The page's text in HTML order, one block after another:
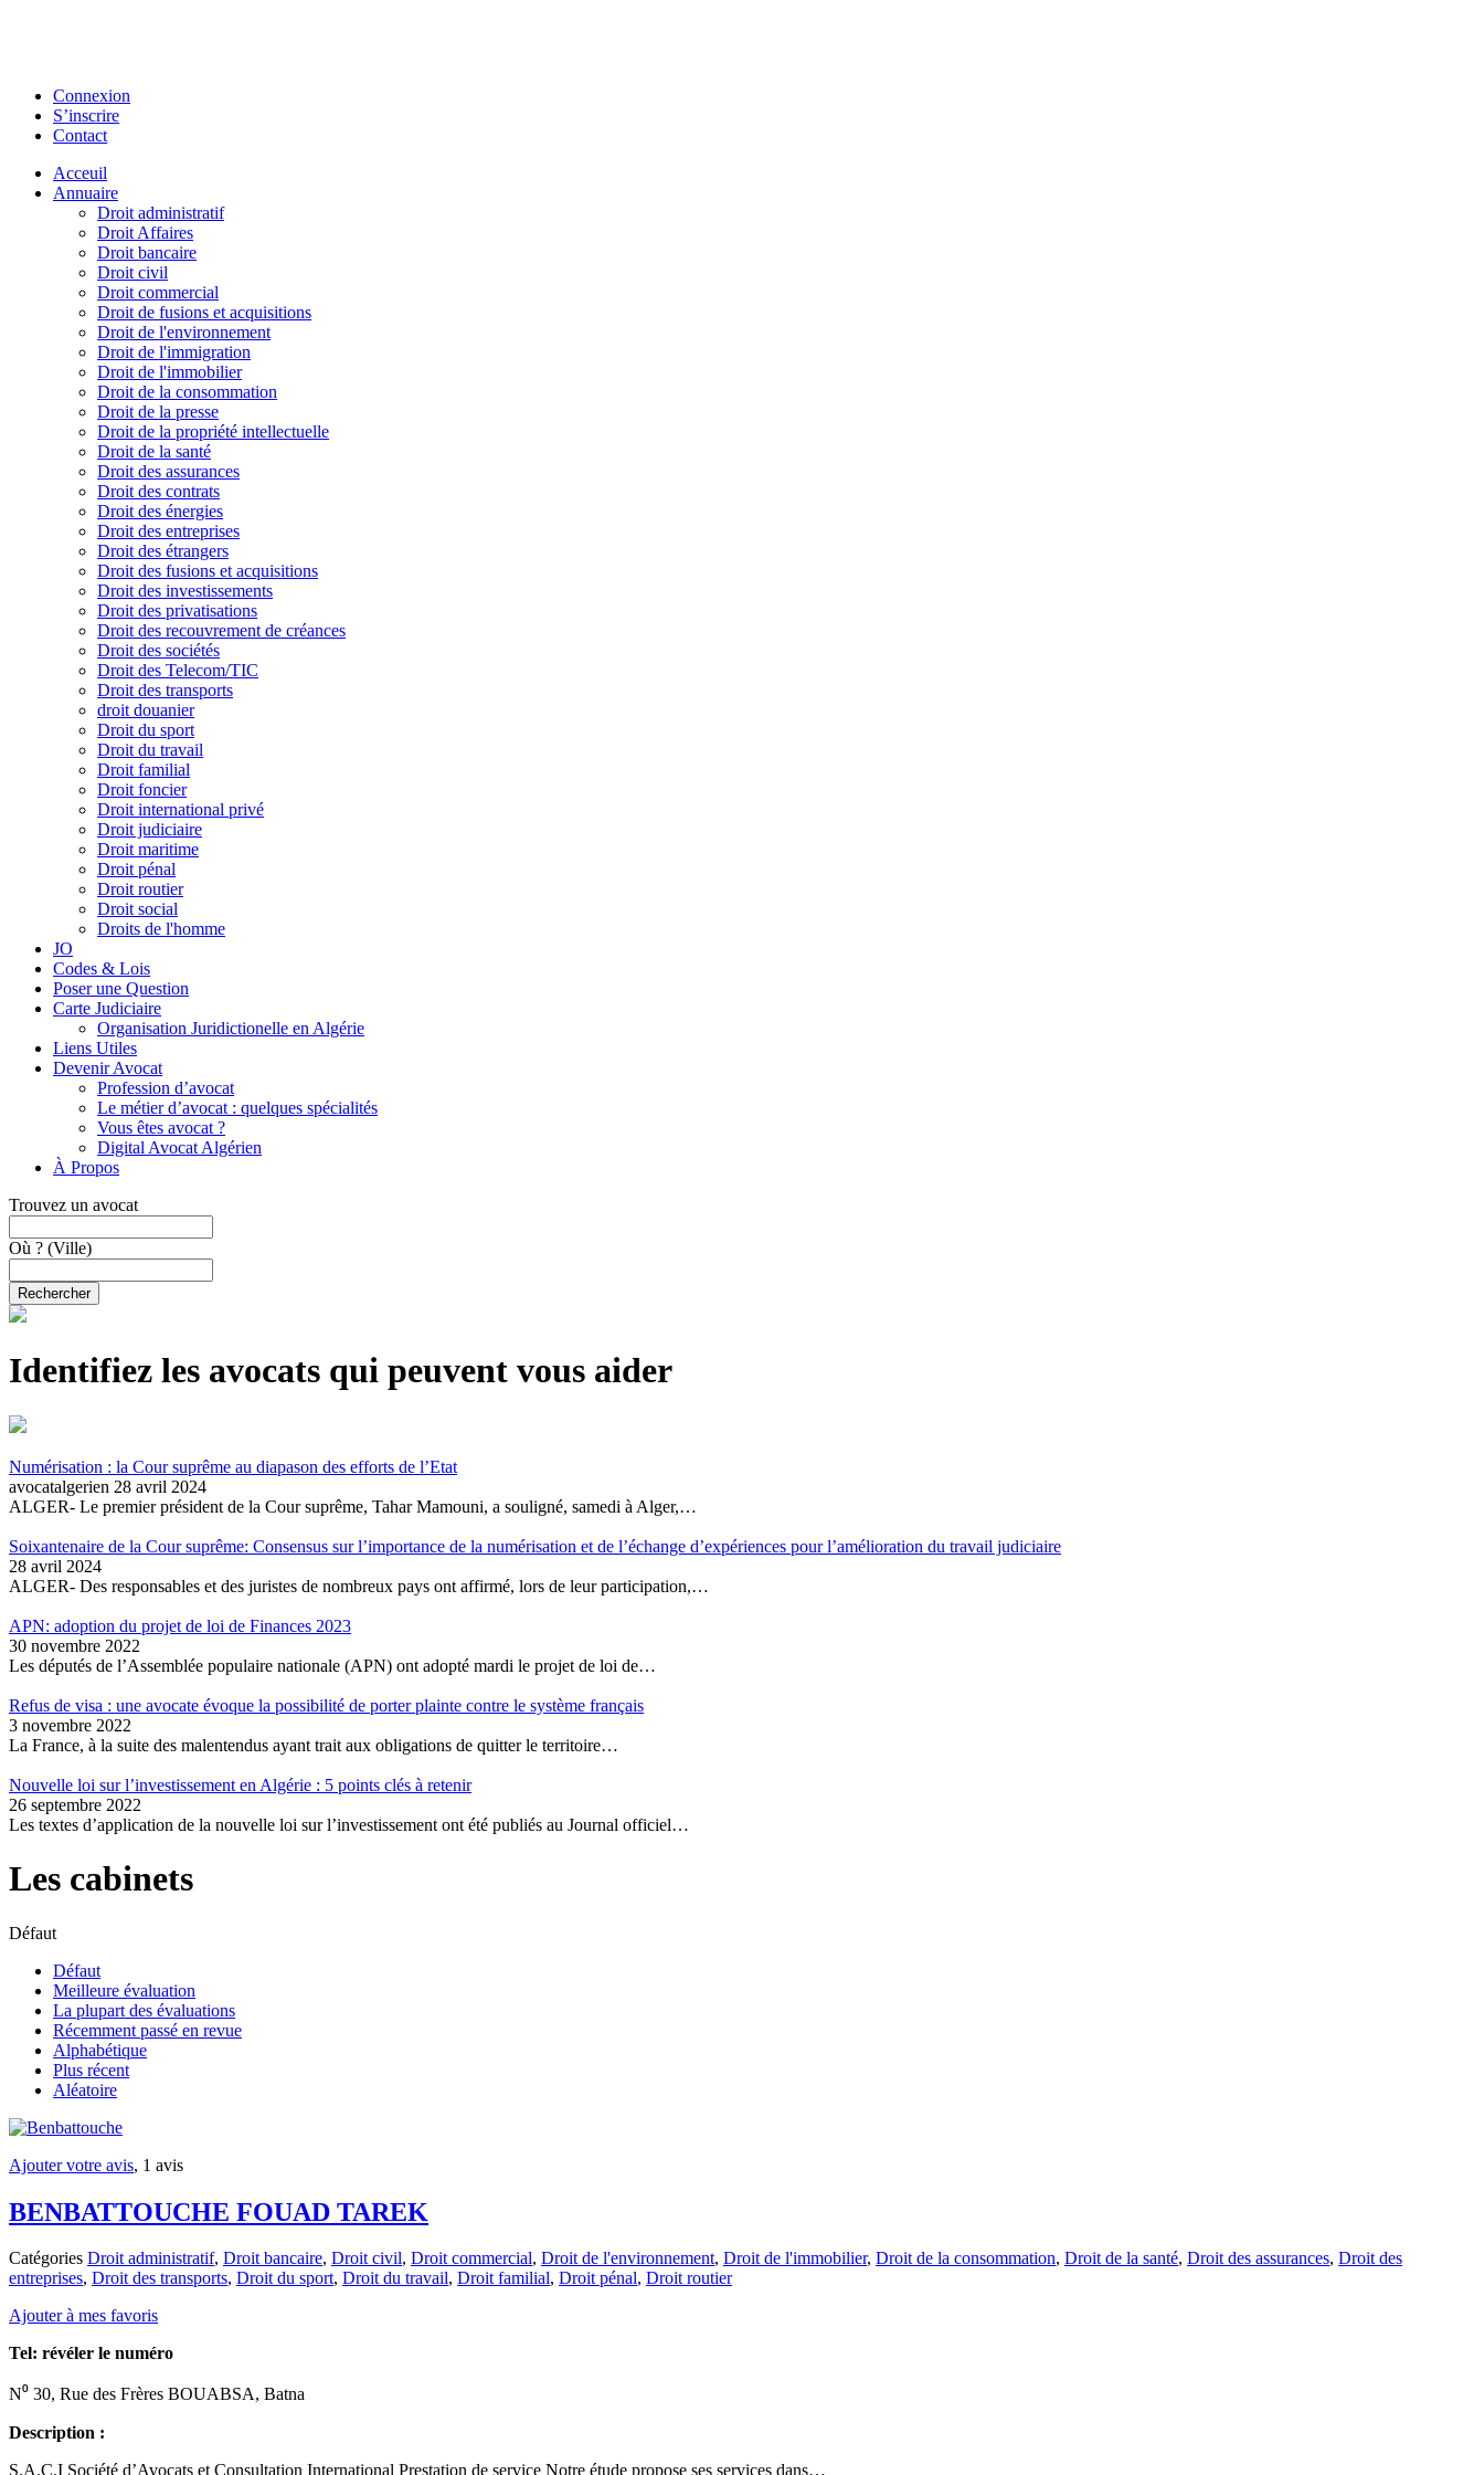
Connexion
S’inscrire
Contact
Acceuil
Annuaire
Droit administratif
Droit Affaires
Droit bancaire
Droit civil
Droit commercial
Droit de fusions et acquisitions
Droit de l'environnement
Droit de l'immigration
Droit de l'immobilier
Droit de la consommation
Droit de la presse
Droit de la propriété intellectuelle
Droit de la santé
Droit des assurances
Droit des contrats
Droit des énergies
Droit des entreprises
Droit des étrangers
Droit des fusions et acquisitions
Droit des investissements
Droit des privatisations
Droit des recouvrement de créances
Droit des sociétés
Droit des Telecom/TIC
Droit des transports
droit douanier
Droit du sport
Droit du travail
Droit familial
Droit foncier
Droit international privé
Droit judiciaire
Droit maritime
Droit pénal
Droit routier
Droit social
Droits de l'homme
JO
Codes & Lois
Poser une Question
Carte Judiciaire
Organisation Juridictionelle en Algérie
Liens Utiles
Devenir Avocat
Profession d’avocat
Le métier d’avocat : quelques spécialités
Vous êtes avocat ?
Digital Avocat Algérien
À Propos
Trouvez un avocat
Où ? (Ville)
Rechercher
Identifiez les avocats qui peuvent vous aider
Numérisation : la Cour suprême au diapason des efforts de l’Etat
avocatalgerien 28 avril 2024
ALGER- Le premier président de la Cour suprême, Tahar Mamouni, a souligné, samedi à Alger,…
Soixantenaire de la Cour suprême: Consensus sur l’importance de la numérisation et de l’échange d’expériences pour l’amélioration du travail judiciaire
28 avril 2024
ALGER- Des responsables et des juristes de nombreux pays ont affirmé, lors de leur participation,…
APN: adoption du projet de loi de Finances 2023
30 novembre 2022
Les députés de l’Assemblée populaire nationale (APN) ont adopté mardi le projet de loi de…
Refus de visa : une avocate évoque la possibilité de porter plainte contre le système français
3 novembre 2022
La France, à la suite des malentendus ayant trait aux obligations de quitter le territoire…
Nouvelle loi sur l’investissement en Algérie : 5 points clés à retenir
26 septembre 2022
Les textes d’application de la nouvelle loi sur l’investissement ont été publiés au Journal officiel…
Les cabinets
Défaut
Défaut
Meilleure évaluation
La plupart des évaluations
Récemment passé en revue
Alphabétique
Plus récent
Aléatoire
Ajouter votre avis, 1 avis
BENBATTOUCHE FOUAD TAREK
Catégories Droit administratif, Droit bancaire, Droit civil, Droit commercial, Droit de l'environnement, Droit de l'immobilier, Droit de la consommation, Droit de la santé, Droit des assurances, Droit des
entreprises, Droit des transports, Droit du sport, Droit du travail, Droit familial, Droit pénal, Droit routier
Ajouter à mes favoris
Tel: révéler le numéro
N⁰ 30, Rue des Frères BOUABSA, Batna
Description :
S.A.C.I Société d’Avocats et Consultation International Prestation de service Notre étude propose ses services dans…